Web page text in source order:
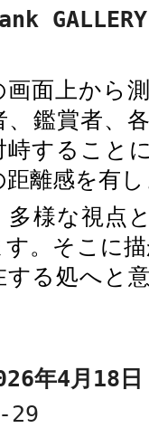
画面上から
、鑑賞者、
峙すること
離感を有し
多様な視点
す。そこに
する処へと
年4月 18 日